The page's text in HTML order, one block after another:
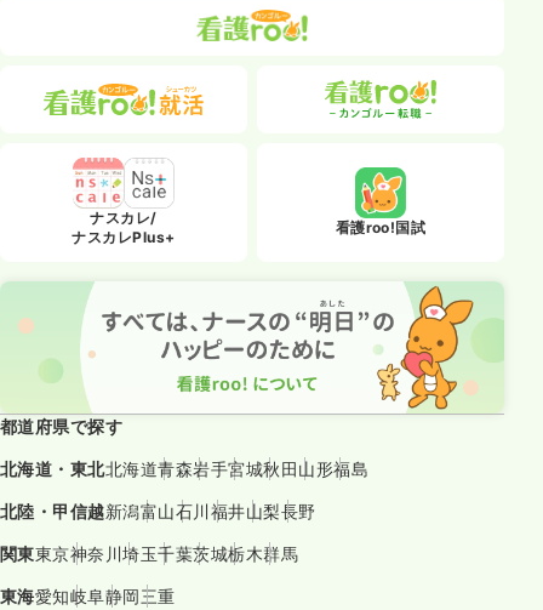
ナスカレ/
ナスカレPlus+
看護roo!国試
都道府県で探す
北海道・東北北海道青森岩手宮城秋田山形福島
北陸・甲信越新潟富山石川福井山梨長野
関東東京神奈川埼玉千葉茨城栃木群馬
東海愛知岐阜静岡三重